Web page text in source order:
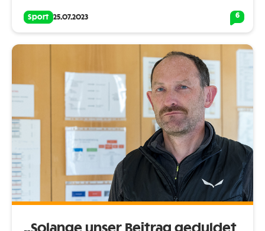
Sport 25.07.2023 6
„Solange unser Beitrag gedul­det